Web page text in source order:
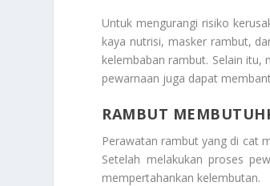
Untuk mengurangi risiko
kaya nutrisi, masker rambut,
kelembaban rambut. Selain
pewarnaan juga dapat
RAMBUT
Perawatan rambut yang di cat
Setelah melakukan proses
mempertahankan kelembutan.